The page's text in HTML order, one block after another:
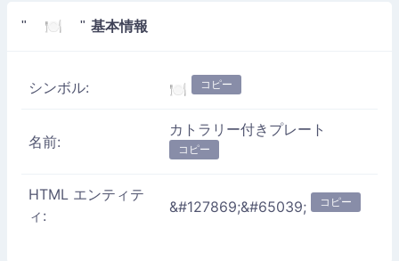
" 🍽️ " 基本情報
シンボル: 🍽️ コピー
名前:
カトラリー付きプレート
コピー
HTML エンティテ
ィ:
&#127869;&#65039; コピー